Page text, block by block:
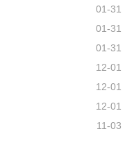
01-31
01-31
01-31
12-01
12-01
12-01
11-03